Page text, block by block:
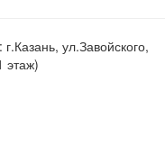
г.Казань, ул.Завойского,
этаж)